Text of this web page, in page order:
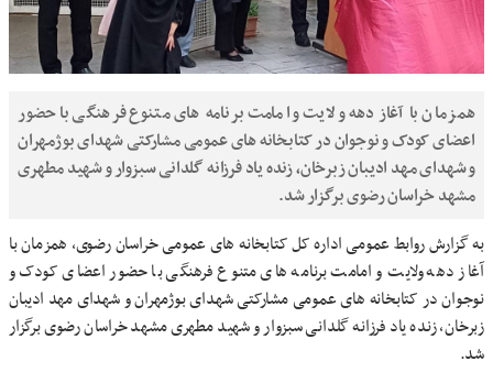
همزمان با آغاز دهه ولایت و امامت برنامه های متنوع فرهنگی با حضور
اعضای کودک و نوجوان در کتابخانه های عمومی مشارکتی شهدای بوژمهران
و شهدای مهد ادیبان زبرخان، زنده یاد فرزانه گلدانی سبزوار و شهید مطهری
مشهد خراسان رضوی برگزار شد.
به گزارش روابط عمومی اداره کل کتابخانه های عمومی خراسان رضوی، همزمان با
آغاز دهه ولایت و امامت برنامه های متنوع فرهنگی با حضور اعضای کودک و
نوجوان در کتابخانه های عمومی مشارکتی شهدای بوژمهران و شهدای مهد ادیبان
زبرخان، زنده یاد فرزانه گلدانی سبزوار و شهید مطهری مشهد خراسان رضوی برگزار
شد.